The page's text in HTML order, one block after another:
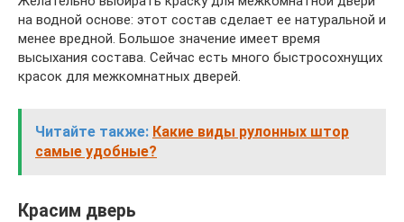
на водной основе: этот состав сделает ее натуральной и
менее вредной. Большое значение имеет время
высыхания состава. Сейчас есть много быстросохнущих
красок для межкомнатных дверей.
Читайте также: Какие виды рулонных штор
самые удобные?
Красим дверь